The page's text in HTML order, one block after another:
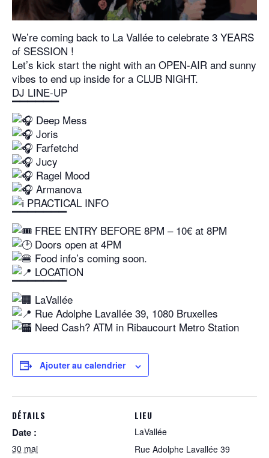
We’re coming back to La Vallée to celebrate 3 YEARS
of SESSION !
Let’s kick start the night with an OPEN-AIR and sunny
vibes to end up inside for a CLUB NIGHT.
DJ LINE-UP
▔▔▔▔▔▔
Deep Mess
Joris
Farfetchd
Jucy
Ragel Mood
Armanova
PRACTICAL INFO
▔▔▔▔▔▔▔
FREE ENTRY BEFORE 8PM – 10€ at 8PM
Doors open at 4PM
Food info’s coming soon.
LOCATION
▔▔▔▔▔▔▔
LaVallée
Rue Adolphe Lavallée 39, 1080 Bruxelles
Need Cash? ATM in Ribaucourt Metro Station
Ajouter au calendrier
DÉTAILS
Date :
30 mai
LIEU
LaVallée
Rue Adolphe Lavallée 39